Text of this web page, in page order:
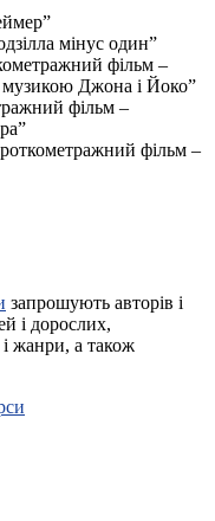
мінус один”
фільм –
музикою Джона і Йоко”
фільм –
фільм –
запрошують авторів і
і дорослих,
і жанри, а також